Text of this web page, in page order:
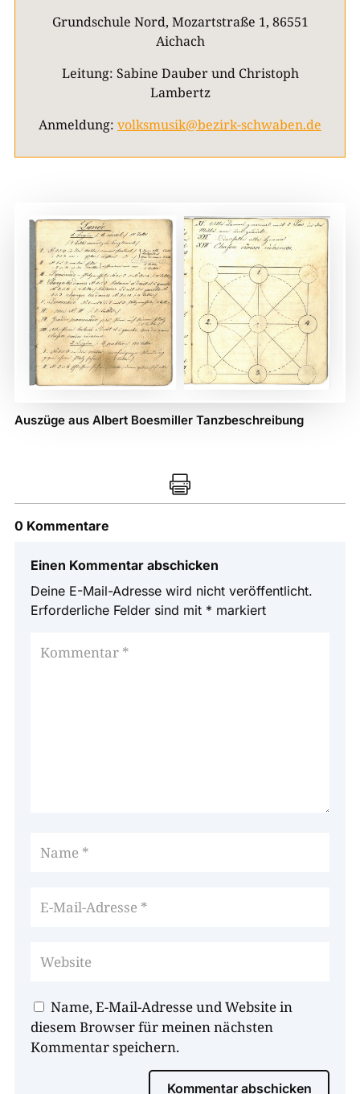
Grundschule Nord, Mozartstraße 1, 86551
Aichach
Leitung: Sabine Dauber und Christoph
Lambertz
Anmeldung: volksmusik@bezirk-schwaben.de
Auszüge aus Albert Boesmiller Tanzbeschreibung

0 Kommentare
Einen Kommentar abschicken
Deine E-Mail-Adresse wird nicht veröffentlicht.
Erforderliche Felder sind mit * markiert
Name, E-Mail-Adresse und Website in
diesem Browser für meinen nächsten
Kommentar speichern.
Kommentar abschicken